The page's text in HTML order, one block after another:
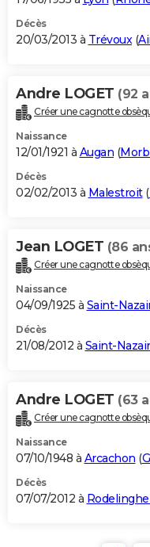
Décès
20/03/2013 à Trévoux(
Andre LOGET (92
Créer une cagnotte
Naissance
12/01/1921 à Augan (
Décès
02/02/2013 à Malestroit(
Jean LOGET (86
Créer une cagnotte
Naissance
04/09/1925 à Saint-
Décès
21/08/2012 à Saint-
Andre LOGET (63
Créer une cagnotte
Naissance
07/10/1948 à Arcachon (
Décès
07/07/2012 à